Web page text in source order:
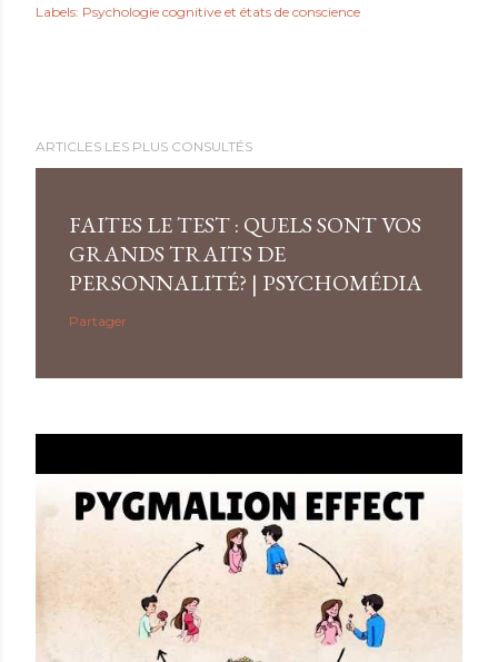
Labels: Psychologie cognitive et états de conscience
ARTICLES LES PLUS CONSULTÉS
FAITES LE TEST : QUELS SONT VOS
GRANDS TRAITS DE
PERSONNALITÉ? | PSYCHOMÉDIA
Partager